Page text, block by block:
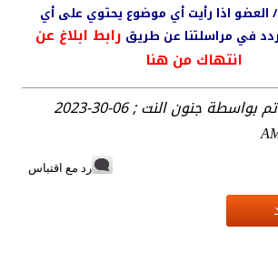
/ العضو اذا رأيت أي موضوع يحتوي على أي
في مراسلتنا عن طريق رابط ابلاغ عن
انتهاك من هنا
التعديل الأخير تم بواسطة جنون النت ; 06-30-2023
رد مع اقتباس